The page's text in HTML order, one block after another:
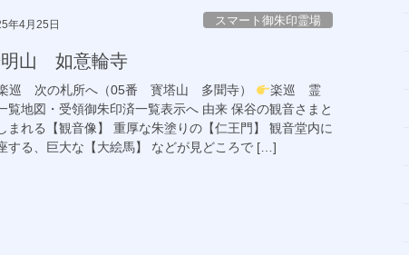
年4月25日 スマート御朱印霊場
山 如意輪寺
巡 次の札所へ（05番 寳塔山 多聞寺）
楽巡 霊
覧地図・受領御朱印済一覧表示へ 由来 保谷の観音さまと
まれる【観音像】 重厚な朱塗りの【仁王門】 観音堂内に
する、巨大な【大絵馬】 などが見どころで […]